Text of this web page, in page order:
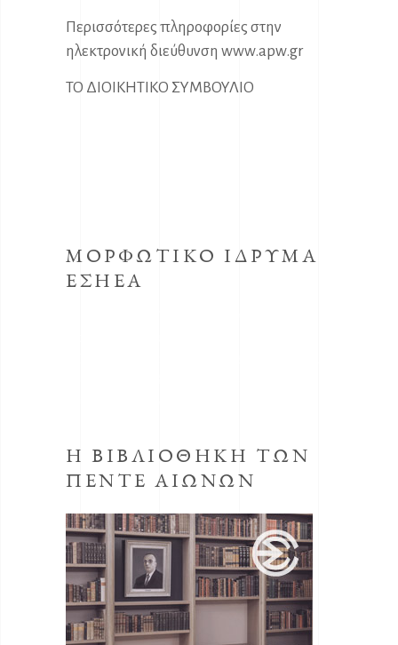
Περισσότερες πληροφορίες στην
ηλεκτρονική διεύθυνση www.apw.gr
ΤΟ ΔΙΟΙΚΗΤΙΚΟ ΣΥΜΒΟΥΛΙΟ
ΜΟΡΦΩΤΙΚΟ ΙΔΡΥΜΑ
ΕΣΗΕΑ
Η ΒΙΒΛΙΟΘΗΚΗ ΤΩΝ
ΠΕΝΤΕ ΑΙΩΝΩΝ